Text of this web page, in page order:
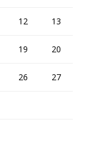
12 13
19 20
26 27